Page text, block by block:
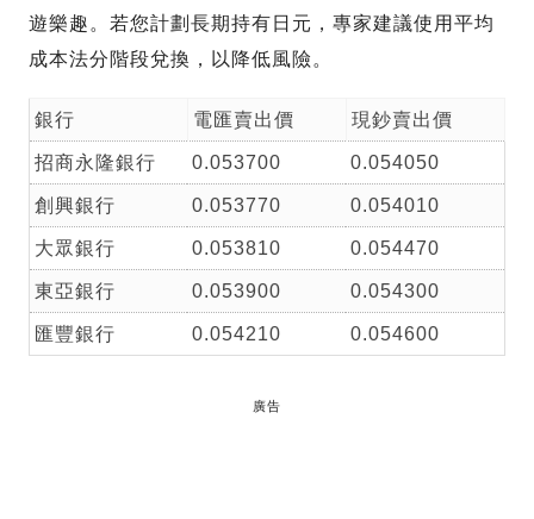
遊樂趣。若您計劃長期持有日元，專家建議使用平均
成本法分階段兌換，以降低風險。
銀行 電匯賣出價 現鈔賣出價
招商永隆銀行 0.053700 0.054050
創興銀行 0.053770 0.054010
大眾銀行 0.053810 0.054470
東亞銀行 0.053900 0.054300
匯豐銀行 0.054210 0.054600
廣告